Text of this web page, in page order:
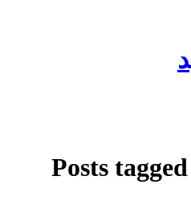
Posts